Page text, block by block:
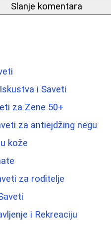
Slanje komentara
i Saveti
za Zene 50+
za antiejdžing negu
kože
za roditelje
i Rekreaciju